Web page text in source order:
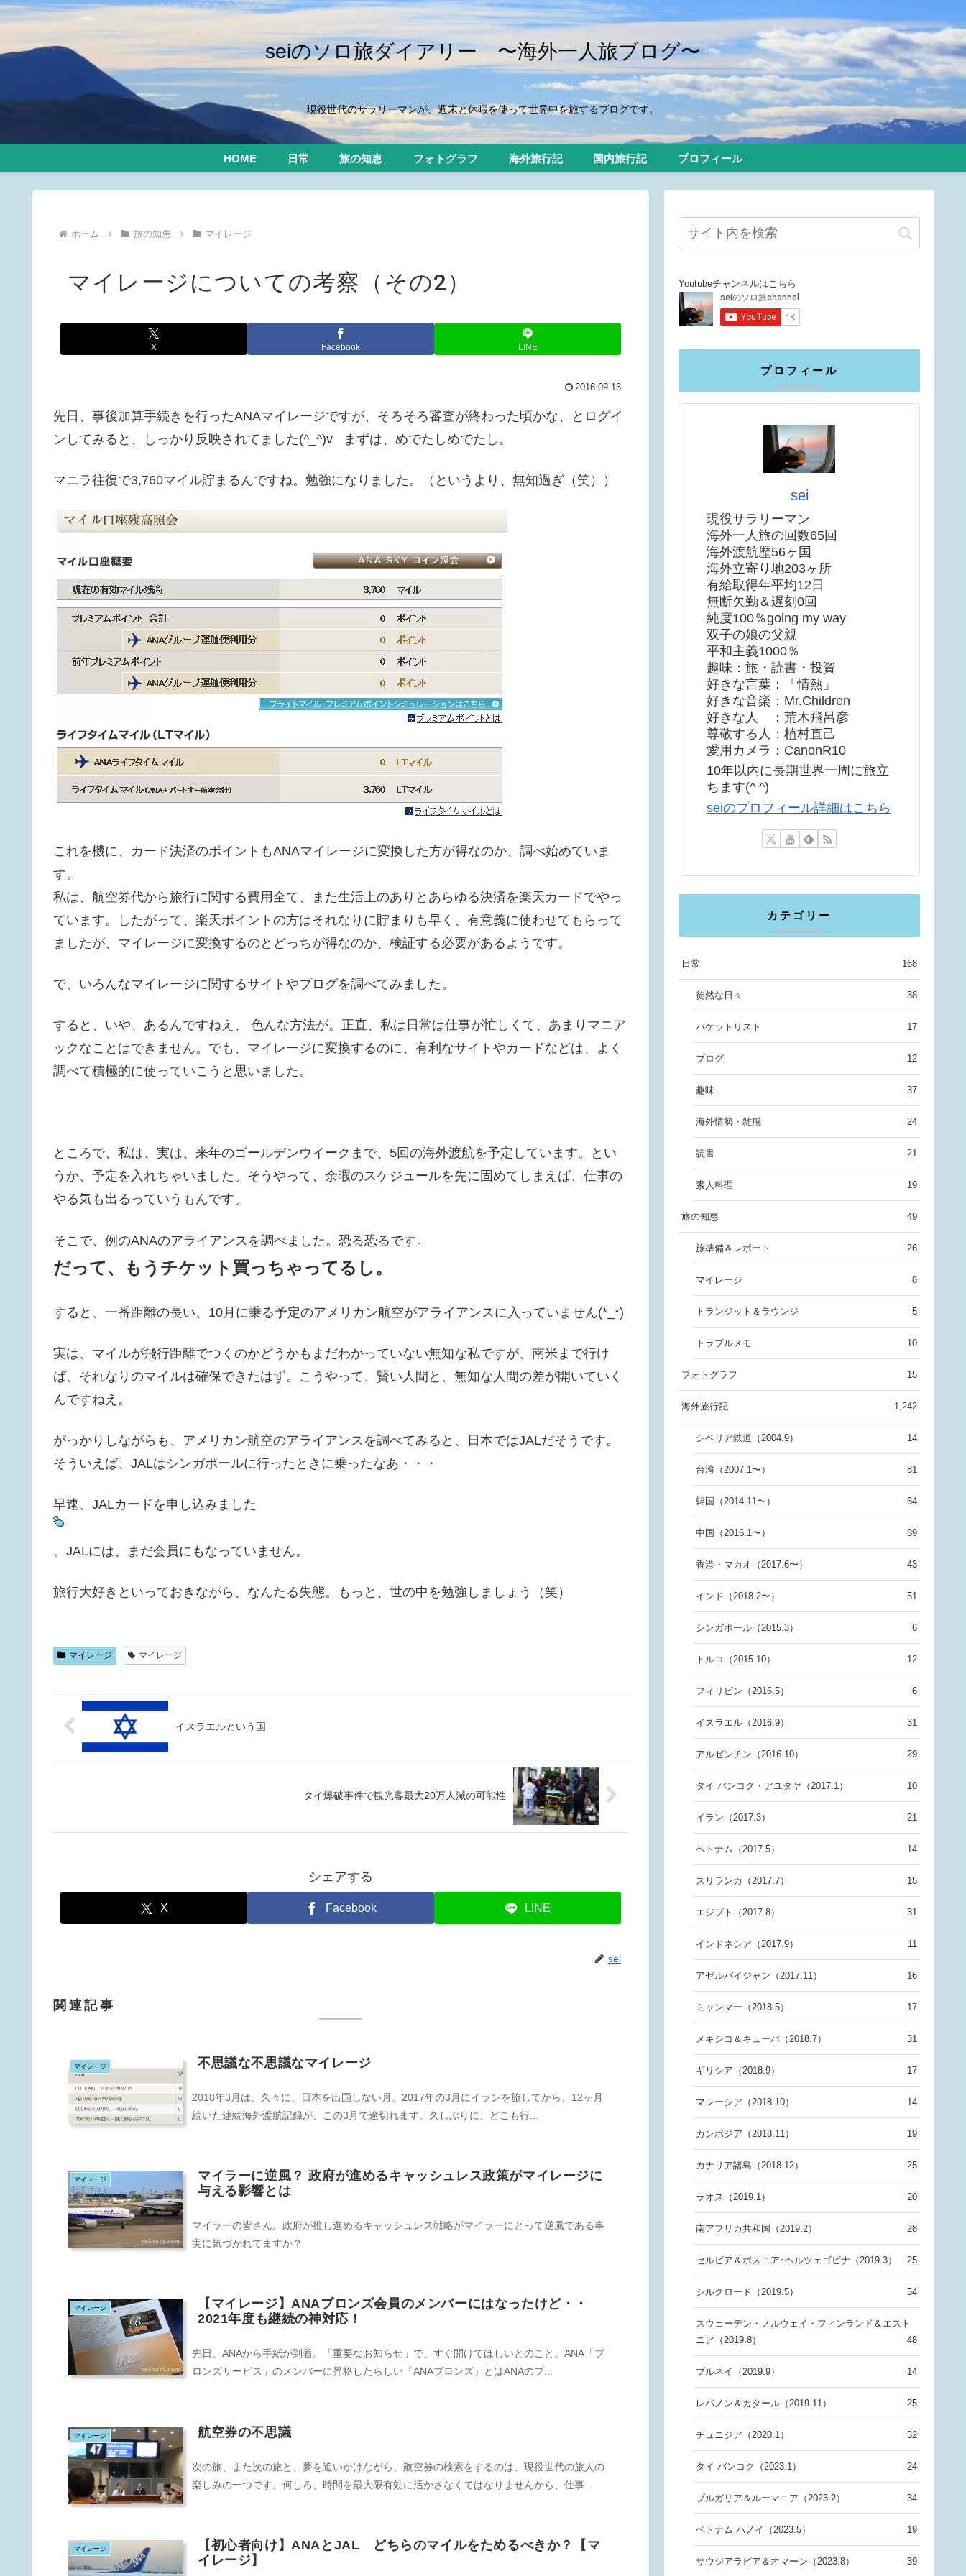
seiのソロ旅ダイアリー 〜海外一人旅ブログ〜
現役世代のサラリーマンが、週末と休暇を使って世界中を旅するブログです。
HOME 日常 旅の知恵 フォトグラフ 海外旅行記 国内旅行記 プロフィール
ホーム 旅の知恵 マイレージ
マイレージについての考察（その2）
X Facebook LINE
2016.09.13
先日、事後加算手続きを行ったANAマイレージですが、そろそろ審査が終わった頃かな、とログイ
ンしてみると、しっかり反映されてました(^_^)v まずは、めでたしめでたし。
マニラ往復で3,760マイル貯まるんですね。勉強になりました。（というより、無知過ぎ（笑））
これを機に、カード決済のポイントもANAマイレージに変換した方が得なのか、調べ始めていま
す。
私は、航空券代から旅行に関する費用全て、また生活上のありとあらゆる決済を楽天カードでやっ
ています。したがって、楽天ポイントの方はそれなりに貯まりも早く、有意義に使わせてもらって
ましたが、マイレージに変換するのとどっちが得なのか、検証する必要があるようです。
で、いろんなマイレージに関するサイトやブログを調べてみました。
すると、いや、あるんですねえ、 色んな方法が。正直、私は日常は仕事が忙しくて、あまりマニア
ックなことはできません。でも、マイレージに変換するのに、有利なサイトやカードなどは、よく
調べて積極的に使っていこうと思いました。
ところで、私は、実は、来年のゴールデンウイークまで、5回の海外渡航を予定しています。とい
うか、予定を入れちゃいました。そうやって、余暇のスケジュールを先に固めてしまえば、仕事の
やる気も出るっていうもんです。
そこで、例のANAのアライアンスを調べました。恐る恐るです。
だって、もうチケット買っちゃってるし。
すると、一番距離の長い、10月に乗る予定のアメリカン航空がアライアンスに入っていません(*_*)
実は、マイルが飛行距離でつくのかどうかもまだわかっていない無知な私ですが、南米まで行け
ば、それなりのマイルは確保できたはず。こうやって、賢い人間と、無知な人間の差が開いていく
んですねえ。
がっかりしながらも、アメリカン航空のアライアンスを調べてみると、日本ではJALだそうです。
そういえば、JALはシンガポールに行ったときに乗ったなあ・・・
早速、JALカードを申し込みました
。JALには、まだ会員にもなっていません。
旅行大好きといっておきながら、なんたる失態。もっと、世の中を勉強しましょう（笑）
マイレージ マイレージ
イスラエルという国
タイ爆破事件で観光客最大20万人減の可能性
シェアする
X Facebook LINE
sei
関連記事
マイレージ 不思議な不思議なマイレージ
2018年3月は、久々に、日本を出国しない月。2017年の3月にイランを旅してから、12ヶ月
続いた連続海外渡航記録が、この3月で途切れます。久しぶりに、どこも行...
マイレージ
マイラーに逆風？ 政府が進めるキャッシュレス政策がマイレージに
与える影響とは
マイラーの皆さん。政府が推し進めるキャッシュレス戦略がマイラーにとって逆風である事
実に気づかれてますか？
マイレージ
【マイレージ】ANAブロンズ会員のメンバーにはなったけど・・
2021年度も継続の神対応！
先日、ANAから手紙が到着。「重要なお知らせ」で、すぐ開けてほしいとのこと。ANA「ブ
ロンズサービス」のメンバーに昇格したらしい「ANAブロンズ」とはANAのプ...
マイレージ 航空券の不思議
次の旅、また次の旅と、夢を追いかけながら、航空券の検索をするのは、現役世代の旅人の
楽しみの一つです。何しろ、時間を最大限有効に活かさなくてはなりませんから、仕事...
マイレージ
【初心者向け】ANAとJAL どちらのマイルをためるべきか？【マ
イレージ】
Youtubeチャンネルはこちら
プロフィール
sei
現役サラリーマン
海外一人旅の回数65回
海外渡航歴56ヶ国
海外立寄り地203ヶ所
有給取得年平均12日
無断欠勤＆遅刻0回
純度100％going my way
双子の娘の父親
平和主義1000％
趣味：旅・読書・投資
好きな言葉：「情熱」
好きな音楽：Mr.Children
好きな人 ：荒木飛呂彦
尊敬する人：植村直己
愛用カメラ：CanonR10
10年以内に長期世界一周に旅立
ちます(^ ^)
seiのプロフィール詳細はこちら
カテゴリー
日常 168
徒然な日々 38
バケットリスト 17
ブログ 12
趣味 37
海外情勢・雑感 24
読書 21
素人料理 19
旅の知恵 49
旅準備＆レポート 26
マイレージ 8
トランジット＆ラウンジ 5
トラブルメモ 10
フォトグラフ 15
海外旅行記 1,242
シベリア鉄道（2004.9） 14
台湾（2007.1〜） 81
韓国（2014.11〜） 64
中国（2016.1〜） 89
香港・マカオ（2017.6〜） 43
インド（2018.2〜） 51
シンガポール（2015.3） 6
トルコ（2015.10） 12
フィリピン（2016.5） 6
イスラエル（2016.9） 31
アルゼンチン（2016.10） 29
タイ バンコク・アユタヤ（2017.1） 10
イラン（2017.3） 21
ベトナム（2017.5） 14
スリランカ（2017.7） 15
エジプト（2017.8） 31
インドネシア（2017.9） 11
アゼルバイジャン（2017.11） 16
ミャンマー（2018.5） 17
メキシコ＆キューバ（2018.7） 31
ギリシア（2018.9） 17
マレーシア（2018.10） 14
カンボジア（2018.11） 19
カナリア諸島（2018.12） 25
ラオス（2019.1） 20
南アフリカ共和国（2019.2） 28
セルビア＆ボスニア･ヘルツェゴビナ（2019.3） 25
シルクロード（2019.5） 54
スウェーデン・ノルウェイ・フィンランド＆エスト
ニア（2019.8）
48
ブルネイ（2019.9） 14
レバノン＆カタール（2019.11） 25
チュニジア（2020.1） 32
タイ バンコク（2023.1） 24
ブルガリア＆ルーマニア（2023.2） 34
ベトナム ハノイ（2023.5） 19
サウジアラビア＆オマーン（2023.8） 39